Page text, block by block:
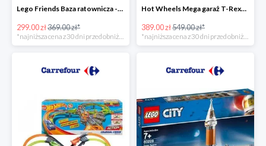
Lego Friends Baza ratownicza -19%
299.00 zł369.00 zł*
Hot Wheels Mega garaż T-Rexa -29%
389.00 zł549.00 zł*